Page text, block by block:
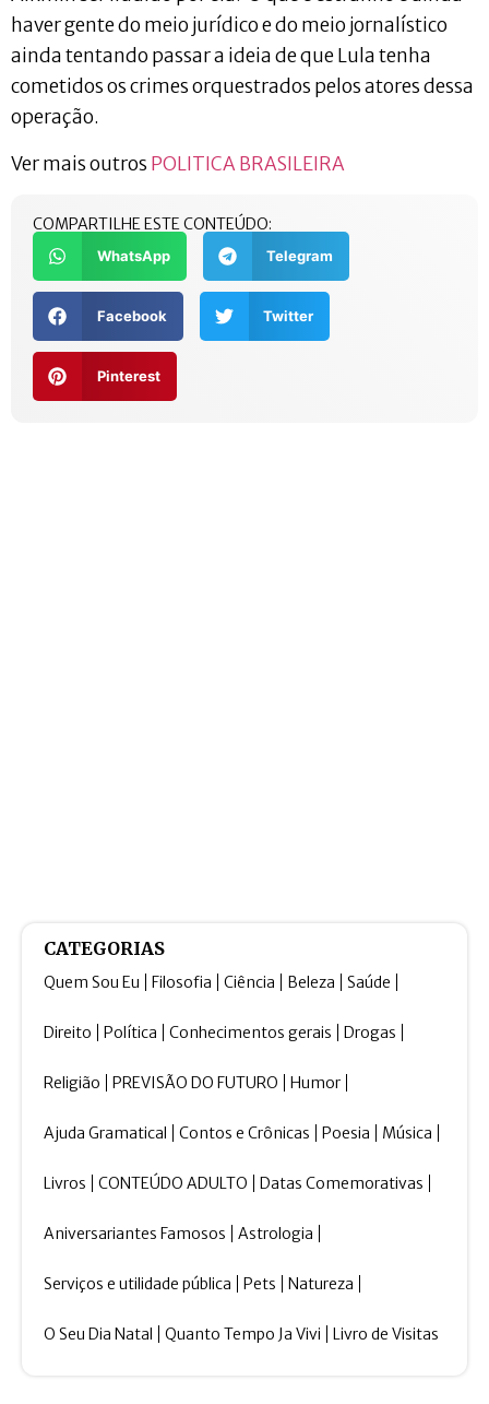
haver gente do meio jurídico e do meio jornalístico
ainda tentando passar a ideia de que Lula tenha
cometidos os crimes orquestrados pelos atores dessa
operação.
Ver mais outros POLITICA BRASILEIRA
COMPARTILHE ESTE CONTEÚDO:
WhatsApp Telegram
Facebook Twitter
Pinterest
CATEGORIAS
Quem Sou Eu Filosofia Ciência Beleza Saúde
Direito Política Conhecimentos gerais Drogas
Religião PREVISÃO DO FUTURO Humor
Ajuda Gramatical Contos e Crônicas Poesia Música
Livros CONTEÚDO ADULTO Datas Comemorativas
Aniversariantes Famosos Astrologia
Serviços e utilidade pública Pets Natureza
O Seu Dia Natal Quanto Tempo Ja Vivi Livro de Visitas